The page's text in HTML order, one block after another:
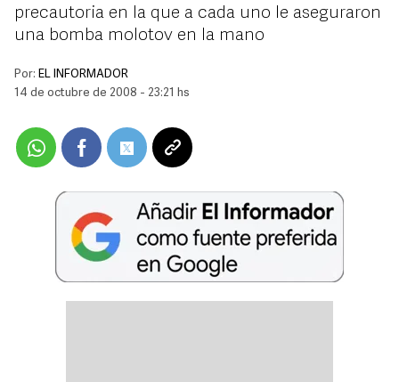
precautoria en la que a cada uno le aseguraron
una bomba molotov en la mano
Por: EL INFORMADOR
14 de octubre de 2008 - 23:21 hs